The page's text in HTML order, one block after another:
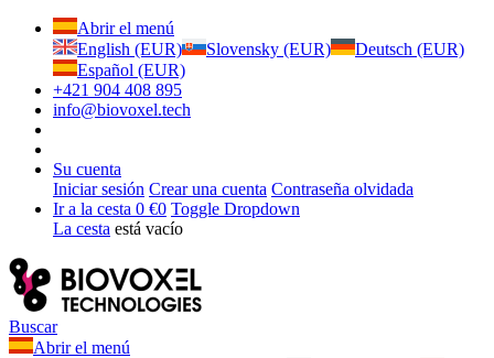
Abrir el menú
English (EUR)
Slovensky (EUR)
Deutsch (EUR)
Español (EUR)
+421 904 408 895
info@biovoxel.tech
Su cuenta
Iniciar sesión Crear una cuenta Contraseña olvidada
Ir a la cesta 0 €0 Toggle Dropdown
La cesta está vacío
Buscar
Abrir el menú